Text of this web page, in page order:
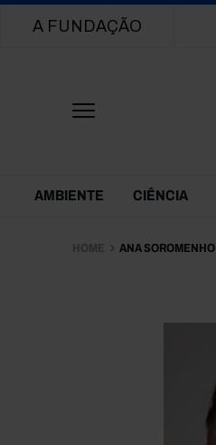
Main navigation
A FUNDAÇÃO
Themes Menu
AMBIENTE CIÊNCIA
HOME ANA SOROMENHO